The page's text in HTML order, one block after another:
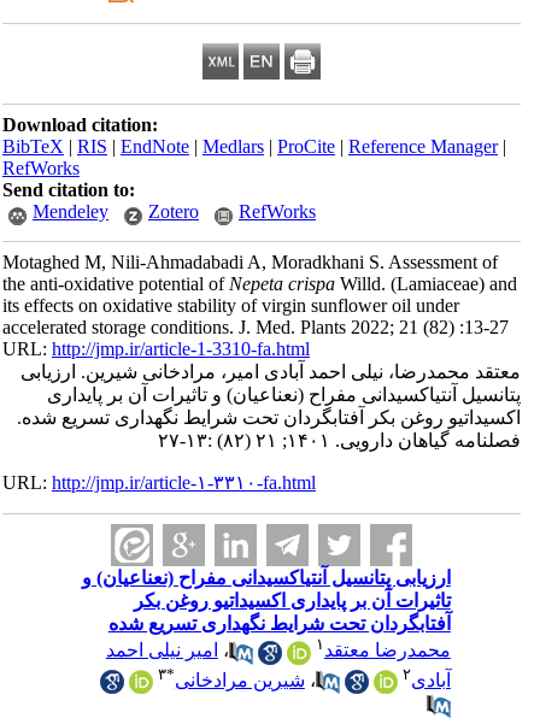
Download citation:
BibTeX|RIS|EndNote|Medlars|ProCite|Reference Manager
RefWorks
Send citation to:
Mendeley
Zotero RefWorks
Motaghed M, Nili-Ahmadabadi A, Moradkhani S. Assessment of
the anti-oxidative potential ofNepeta crispaWilld. (Lamiaceae)
its effects on oxidative stability of virgin sunflower oil under
accelerated storage conditions. J. Med. Plants 2022; 21 (82) :13-27
URL:http://jmp.ir/article-1-3310-fa.html
محمدرضا، نیلی احمد آبادی امیر، مرادخانی شیرین. ارزیابی
پتانسیل آنتی‎اکسیدانی مفراح (نعناعیان) و تاثیرات آن بر پایداری
اکسیداتیو روغن بکر آفتابگردان تحت شرایط نگه‎داری تسریع شده.
گياهان دارویی. ۱۴۰۱; ۲۱ (۸۲) :۱۳-۲۷
URL:http://jmp.ir/article-۱-۳۳۱۰-fa.html
ارزیابی پتانسیل آنتی‎اکسیدانی مفراح (نعناعیان) و
تاثیرات آن بر پایداری اکسیداتیو روغن بکر
آفتابگردان تحت شرایط نگه‎داری تسریع شده
محمدرضا معتقد ۱ ،امیر نیلی احمد
آبادی۲ ،شیرین مرادخانی *۳